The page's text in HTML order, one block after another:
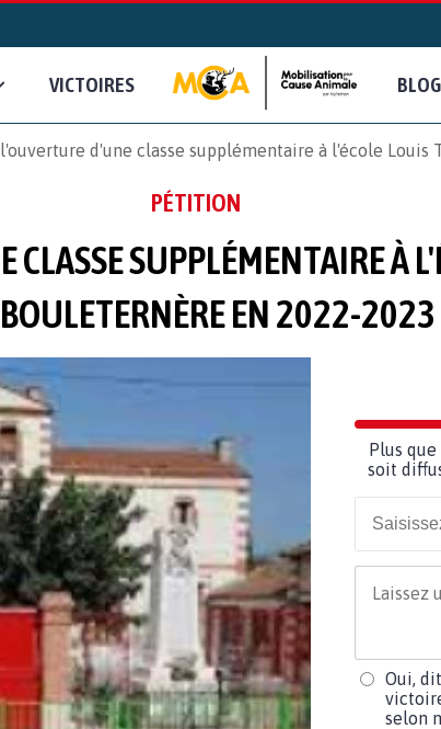
VICTOIRES BLOG
d'une classe supplémentaire à l'école Louis
PÉTITION
SUPPLÉMENTAIRE À
EN 2022-2023
Plus
soit
Oui,
selon